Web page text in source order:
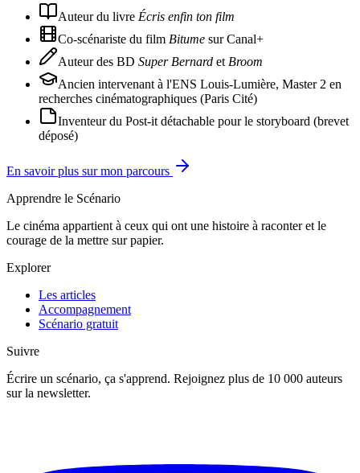
Auteur du livre Écris enfin ton film
Co-scénariste du film Bitume sur Canal+
Auteur des BD Super Bernard et Broom
Ancien intervenant à l'ENS Louis-Lumière, Master 2 en
recherches cinématographiques (Paris Cité)
Inventeur du Post-it détachable pour le storyboard (brevet
déposé)
En savoir plus sur mon parcours
Apprendre le Scénario
Le cinéma appartient à ceux qui ont une histoire à raconter et le
courage de la mettre sur papier.
Explorer
Les articles
Accompagnement
Scénario gratuit
Suivre
Écrire un scénario, ça s'apprend. Rejoignez plus de 10 000 auteurs
sur la newsletter.